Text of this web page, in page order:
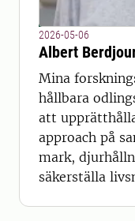
2026-05-06
Albert
Mina
hållbara
att
approach på
mark,
säkerställa